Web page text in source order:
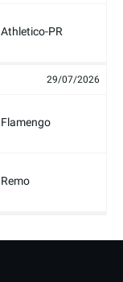
Athletico-PR
29/07/2026
Flamengo
Remo